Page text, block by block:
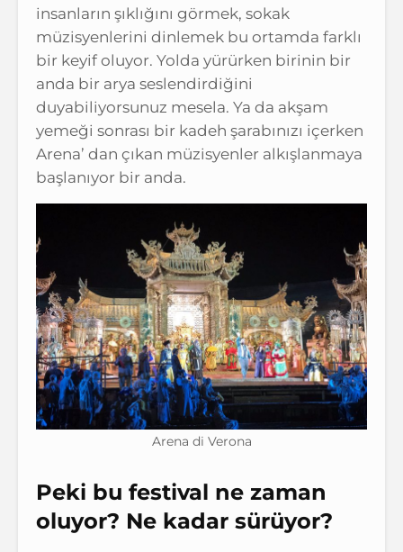
insanların şıklığını görmek, sokak
müzisyenlerini dinlemek bu ortamda farklı
bir keyif oluyor. Yolda yürürken birinin bir
anda bir arya seslendirdiğini
duyabiliyorsunuz mesela. Ya da akşam
yemeği sonrası bir kadeh şarabınızı içerken
Arena’ dan çıkan müzisyenler alkışlanmaya
başlanıyor bir anda.
Arena di Verona
Peki bu festival ne zaman
oluyor? Ne kadar sürüyor?